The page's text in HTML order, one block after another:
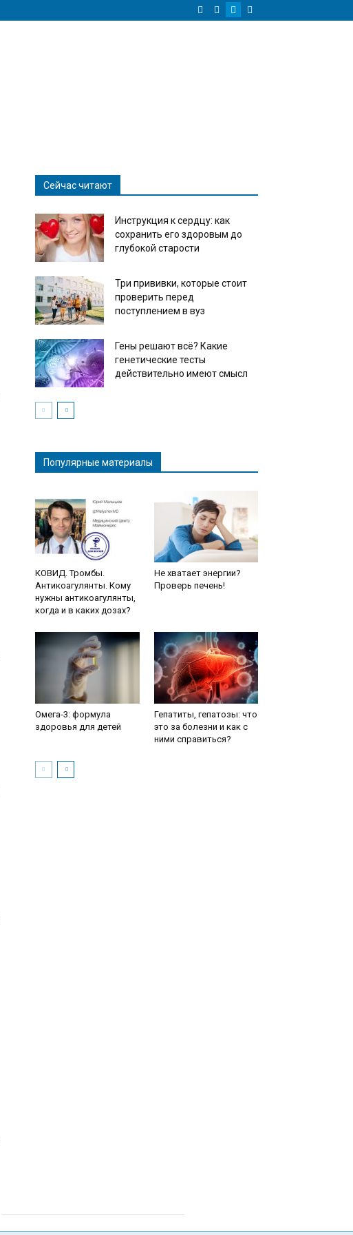
Сейчас читают
Инструкция к сердцу: как
сохранить его здоровым до
глубокой старости
Три прививки, которые стоит
проверить перед
поступлением в вуз
Гены решают всё? Какие
генетические тесты
действительно имеют смысл
Популярные материалы
КОВИД. Тромбы.
Антикоагулянты. Кому
нужны антикоагулянты,
когда и в каких дозах?
Не хватает энергии?
Проверь печень!
Омега-3: формула
здоровья для детей
Гепатиты, гепатозы: что
это за болезни и как с
ними справиться?